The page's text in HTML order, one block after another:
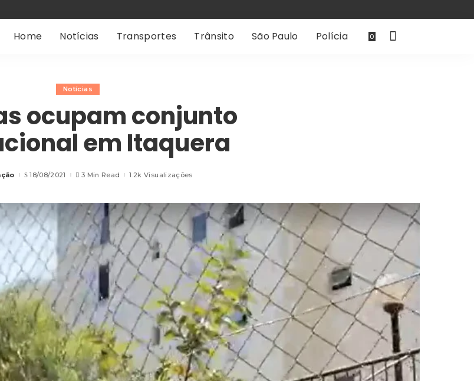
Home Notícias Transportes Trânsito São Paulo Polícia 0
Notícias
ocupam conjunto
em Itaquera
18/08/2021 3 Min Read 1.2k Visualizações